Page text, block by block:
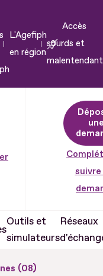
L'Agefiph
en région
Accès
sourds et
suivre
Outils et
simulateurs
Réseaux
(08)